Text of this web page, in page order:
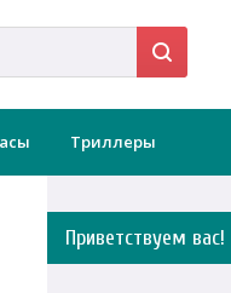
Триллеры
Приветствуем вас!